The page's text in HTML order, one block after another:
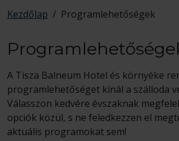
Kezdőlap / Programlehetőségek
A Tisza Balneum Hotel és környéke
programlehetőséget kínál a szálloda
Válasszon kedvére évszaknak
opciók közül, s ne feledkezzen el
aktuális programokat sem!